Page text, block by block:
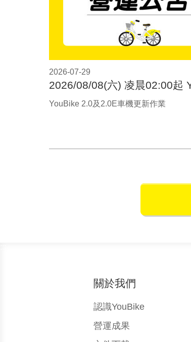
2026-07-29
YouBike 2.0及2.0E車機更新作業
關於我們
認識YouBike
營運成果